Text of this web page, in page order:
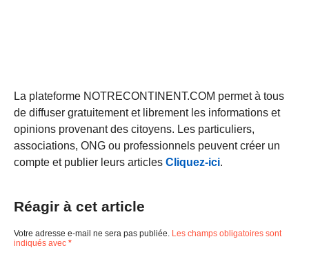
La plateforme NOTRECONTINENT.COM permet à tous
de diffuser gratuitement et librement les informations et
opinions provenant des citoyens. Les particuliers,
associations, ONG ou professionnels peuvent créer un
compte et publier leurs articles Cliquez-ici.
Réagir à cet article
Votre adresse e-mail ne sera pas publiée. Les champs obligatoires sont
indiqués avec *